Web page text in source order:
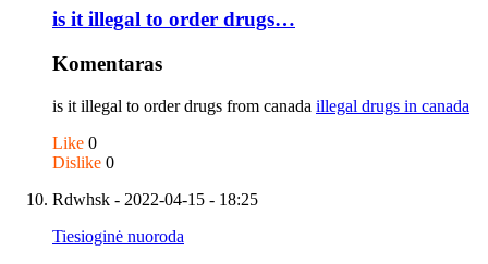
is it illegal to order drugs…
Komentaras
is it illegal to order drugs from canada illegal drugs in canada
Like 0
Dislike 0
Rdwhsk - 2022-04-15 - 18:25
Tiesioginė nuoroda